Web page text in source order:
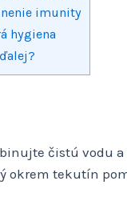
imunity
hygiena
čistú vodu
okrem tekutín